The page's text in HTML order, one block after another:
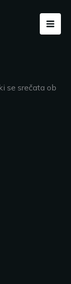
se srečata ob